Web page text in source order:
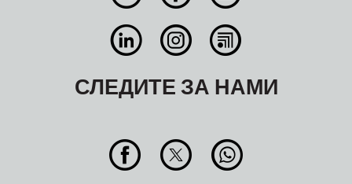
СЛЕДИТЕ ЗА НАМИ